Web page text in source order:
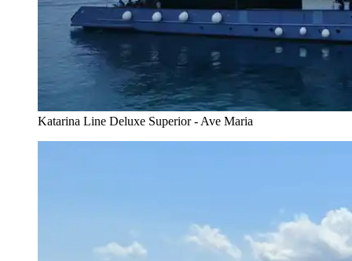
Katarina Line Deluxe Superior - Ave Maria